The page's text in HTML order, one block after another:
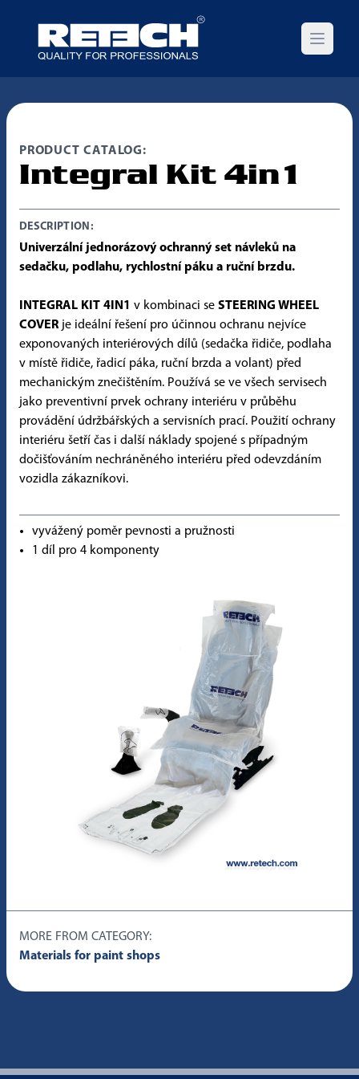
Open
PRODUCT CATALOG:
Integral Kit 4in1
DESCRIPTION:
Univerzální jednorázový ochranný set návleků na
sedačku, podlahu, rychlostní páku a ruční brzdu.
INTEGRAL KIT 4IN1 v kombinaci se STEERING WHEEL
COVER je ideální řešení pro účinnou ochranu nejvíce
exponovaných interiérových dílů (sedačka řidiče, podlaha
v místě řidiče, řadicí páka, ruční brzda a volant) před
mechanickým znečištěním. Používá se ve všech servisech
jako preventivní prvek ochrany interiéru v průběhu
provádění údržbářských a servisních prací. Použití ochrany
interiéru šetří čas i další náklady spojené s případným
dočišťováním nechráněného interiéru před odevzdáním
vozidla zákazníkovi.
vyvážený poměr pevnosti a pružnosti
1 díl pro 4 komponenty
MORE FROM CATEGORY:
Materials for paint shops